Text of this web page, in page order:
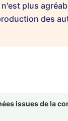
plus
des
issues de la